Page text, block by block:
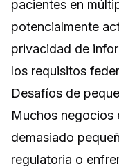
pacientes en
potencialmente
privacidad de
los requisitos
Desafíos de
Muchos negocios
demasiado
regulatoria o